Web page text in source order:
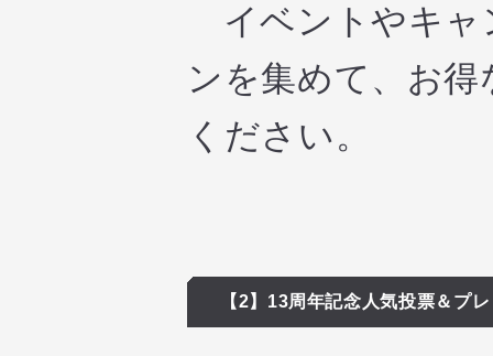
イベントやキャ
ンを集めて、お
ください。
【2】13周年記念人気投票＆プ